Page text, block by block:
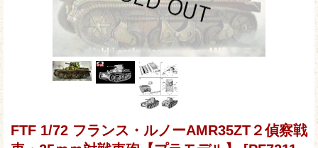
FTF 1/72 フランス・ルノーAMR35ZT２偵察戦